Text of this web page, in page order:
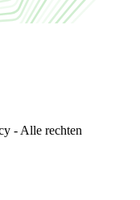
- Alle rechten